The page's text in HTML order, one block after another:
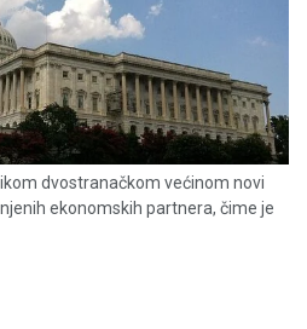
dvostranačkom većinom novi
ekonomskih partnera, čime je